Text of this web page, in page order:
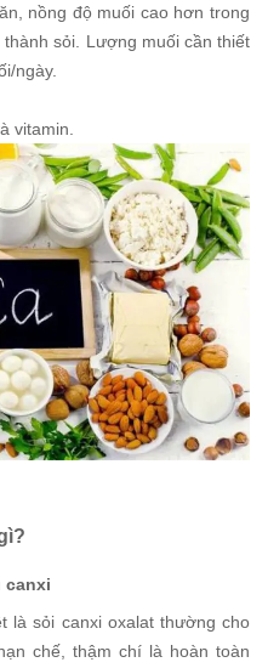
nồng độ muối cao hơn trong
sỏi. Lượng muối cần thiết
ngày.
vitamin.
canxi
là sỏi canxi oxalat thường cho
chế, thậm chí là hoàn toàn